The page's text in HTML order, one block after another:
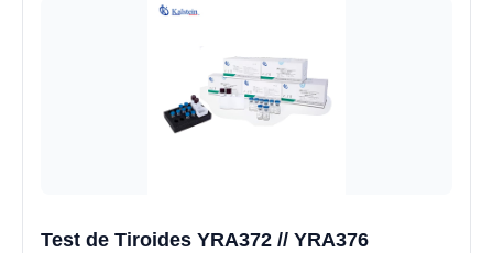
Test de Tiroides YRA372 // YRA376